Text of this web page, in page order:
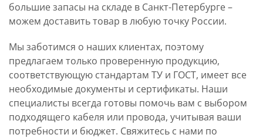
большие запасы на складе в Санкт-Петербурге –
можем доставить товар в любую точку России.
Мы заботимся о наших клиентах, поэтому
предлагаем только проверенную продукцию,
соответствующую стандартам ТУ и ГОСТ, имеет все
необходимые документы и сертификаты. Наши
специалисты всегда готовы помочь вам с выбором
подходящего кабеля или провода, учитывая ваши
потребности и бюджет. Свяжитесь с нами по